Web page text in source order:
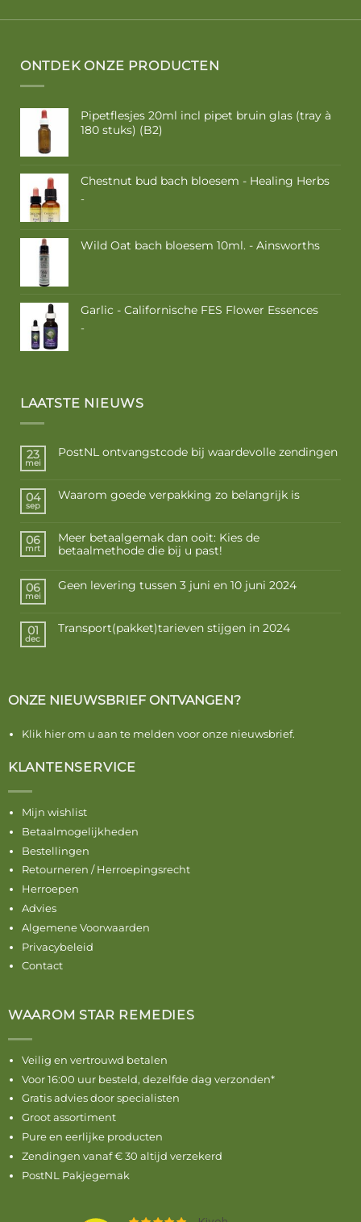
ONTDEK ONZE PRODUCTEN
Pipetflesjes 20ml incl pipet bruin glas (tray à
180 stuks) (B2)
Chestnut bud bach bloesem - Healing Herbs
-Prijsklasse:
€ 16,85
Wild Oat bach bloesem 10ml. - Ainsworths
Garlic - Californische FES Flower Essences
-Prijsklasse:
LAATSTE NIEUWS
23
mei
PostNL ontvangstcode bij waardevolle zendingen
04
sep
Waarom goede verpakking zo belangrijk is
06
mrt
Meer betaalgemak dan ooit: Kies de
betaalmethode die bij u past!
06
mei
Geen levering tussen 3 juni en 10 juni 2024
01
dec
Transport(pakket)tarieven stijgen in 2024
ONZE NIEUWSBRIEF ONTVANGEN?
Klik hier om u aan te melden voor onze nieuwsbrief.
KLANTENSERVICE
Mijn wishlist
Betaalmogelijkheden
Bestellingen
Retourneren / Herroepingsrecht
Herroepen
Advies
Algemene Voorwaarden
Privacybeleid
Contact
WAAROM STAR REMEDIES
Veilig en vertrouwd betalen
Voor 16:00 uur besteld, dezelfde dag verzonden*
Gratis advies door specialisten
Groot assortiment
Pure en eerlijke producten
Zendingen vanaf € 30 altijd verzekerd
PostNL Pakjegemak